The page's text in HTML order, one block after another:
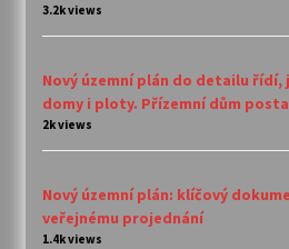
3.2k views
Nový územní plán do detailu
domy i ploty. Přízemní dům
2k views
Nový územní plán: klíčový
veřejnému projednání
1.4k views